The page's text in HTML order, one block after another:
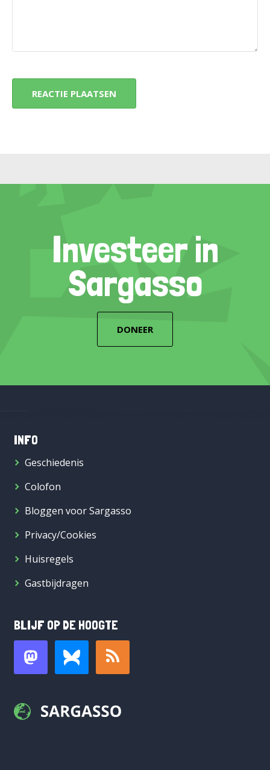
Investeer in
Sargasso
DONEER
INFO
Geschiedenis
Colofon
Bloggen voor Sargasso
Privacy/Cookies
Huisregels
Gastbijdragen
BLIJF OP DE HOOGTE